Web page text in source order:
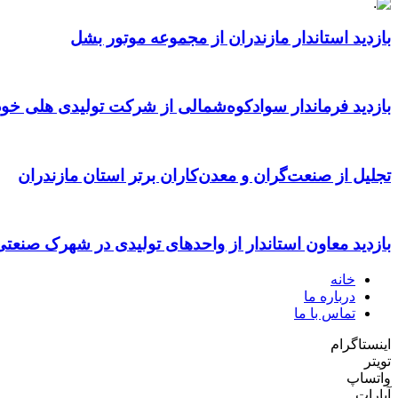
بازدید استاندار مازندران از مجموعه موتور بشل
بازدید فرماندار سوادکوه‌شمالی از شرکت تولیدی هلی
تجلیل از صنعت‌گران و معدن‌کاران برتر استان مازندران
بازدید معاون استاندار از واحدهای تولیدی در شهرک
خانه
درباره ما
تماس با ما
اینستاگرام
تویتر
واتساپ
آپارات